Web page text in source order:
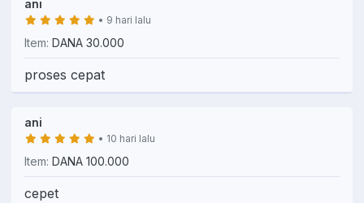
ani
• 9 hari lalu
Item: DANA 30.000
proses cepat
ani
• 10 hari lalu
Item: DANA 100.000
cepet